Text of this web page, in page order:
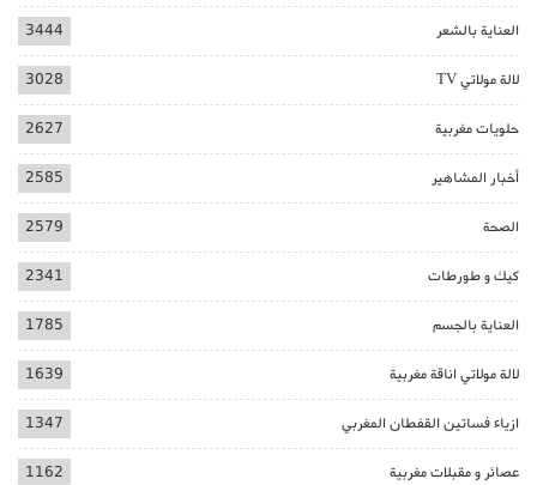
العناية بالشعر 3444
لالة مولاتي TV 3028
حلويات مغربية 2627
أخبار المشاهير 2585
الصحة 2579
كيك و طورطات 2341
العناية بالجسم 1785
لالة مولاتي اناقة مغربية 1639
ازياء فساتين القفطان المغربي 1347
عصائر و مقبلات مغربية 1162